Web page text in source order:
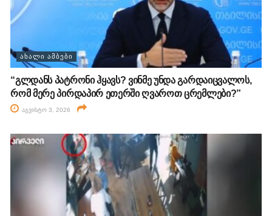
ᲐᲮᲐᲚᲘ ᲐᲛᲑᲔᲑᲘ
“გლდანს პატრონი ჰყავს? ვინმე უნდა გარდაიცვალოს,
რომ მერე პირდაპირ ეთერში ღვაროთ ცრემლები?”
აგვისტო 3, 2026